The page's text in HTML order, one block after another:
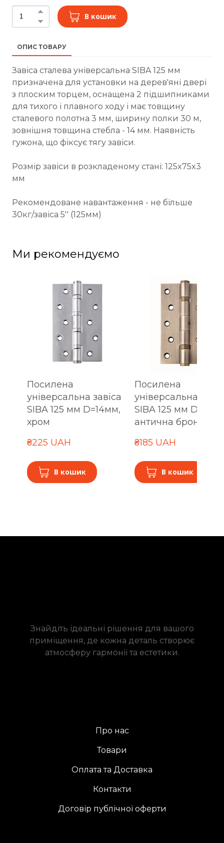
В кошик
ОПИС ТОВАРУ
Завіса сталева універсальна SIBA 125 мм
призначена для установки на дерев'яні двері
з плоским торцем, оснащена 2 підшипниками
для тихого і плавного ходу і має товщину
сталевого полотна 3 мм, ширину полки 30 м,
зовнішня товщина стебла - 14 мм. Наявність
гужона, що фіксує тягу завіси.
Розмір завіси в розкладеному стані: 125x75x3
мм
Рекомендоване навантаження - не більше
30кг/завіса 5'' (125мм)
Ми рекомендуємо
Посилена
універсальна завіса
SIBA 125 мм D=14мм,
хром
₴225 UAH
В кошик
Посилена
універсальна
SIBA 125 мм
антична бронза
₴185 UAH
В кошик
Знайдіть ідеальні рішення для вашого
приміщення, де кожна деталь створює
атмосферу гармонії та естетики.
Про нас
Товари
Оплата та Доставка
Контакти
Договір публічної оферти